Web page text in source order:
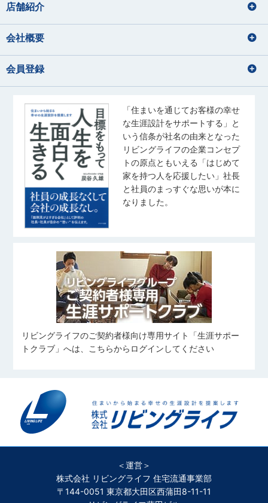
店舗紹介
会社概要
会員登録
「住まいを通じてお客様の幸せ
な生涯設計をサポートする」と
いう信条が社名の由来となった
リビングライフの企業コンセプ
トの原点ともいえる「はじめて
家を持つ人を応援したい」社長
と社員のまっすぐな思いが本に
なりました。
リビングライフのご契約者様向け専用サイト「生涯サポー
トクラブ」へは、こちらからログインしてください
＜運営＞
株式会社 リビングライフ 住宅流通事業部
〒144-0051 東京都大田区西蒲田8-11-11